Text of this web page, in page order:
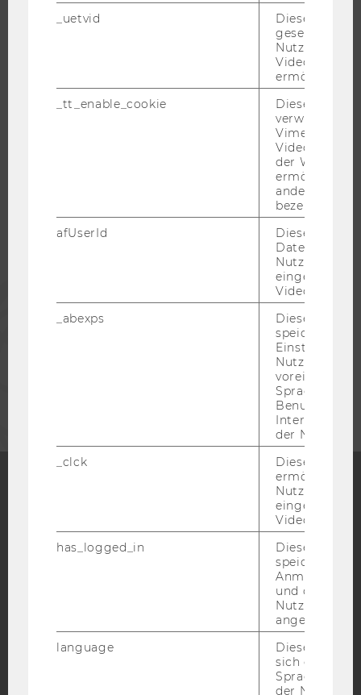
ALUMNI
Blog
Bluesky
_uetvid
Dieses
gesetzt, um
Nutzung des
Videoplayers
ermöglichen
_tt_enable_cookie
Dieses
verwendet,
Vimeo-
der WU-
ermöglichen
andere nicht
bezeichnete
afUserId
Dieses
Daten von
Videos
_abexps
Dieses Cookie
speichert
Nutzer*in, zB.
Sprache,
der Nutzer*in
_clck
Dieses Cookie
ermöglicht
Nutzung des
Video Players
has_logged_in
Dieses Cookie
speichert
und ob sich
Nutzer*in
angemeldet
language
Dieses
sich die
der